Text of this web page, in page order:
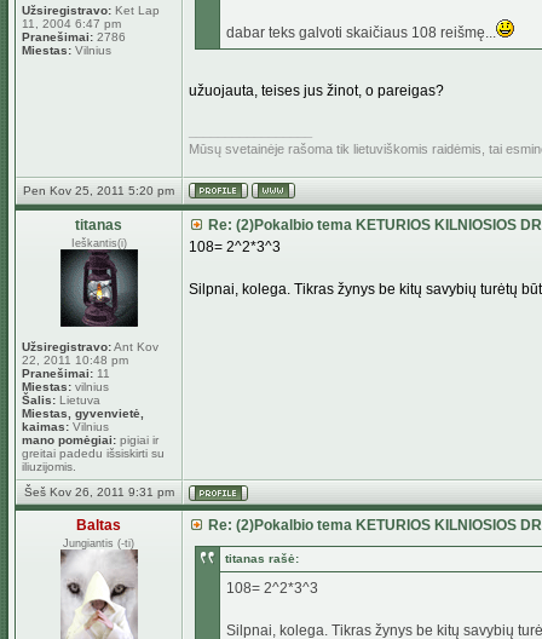
Užsiregistravo: Ket Lap
11, 2004 6:47 pm
Pranešimai: 2786
Miestas: Vilnius
dabar teks galvoti skaičiaus 108 reišmę...
užuojauta, teises jus žinot, o pareigas?
Mūsų svetainėje rašoma tik lietuviškomis raidėmis, tai
Pen Kov 25, 2011 5:20 pm
titanas
Ieškantis(i)
Užsiregistravo:Ant Kov
22, 2011 10:48 pm
Pranešimai: 11
Miestas: vilnius
Šalis: Lietuva
Miestas, gyvenvietė,
kaimas: Vilnius
mano pomėgiai: pigiai ir
greitai padedu išsiskirti su
iliuzijomis.
Re: (2)Pokalbio tema KETURIOS KILNIOSIOS
108= 2^2*3^3
Silpnai, kolega. Tikras žynys be kitų savybių turėtų
Šeš Kov 26, 2011 9:31 pm
Baltas
Jungiantis (-ti)
Re: (2)Pokalbio tema KETURIOS KILNIOSIOS
titanas rašė:
108= 2^2*3^3
Silpnai, kolega. Tikras žynys be kitų savybių